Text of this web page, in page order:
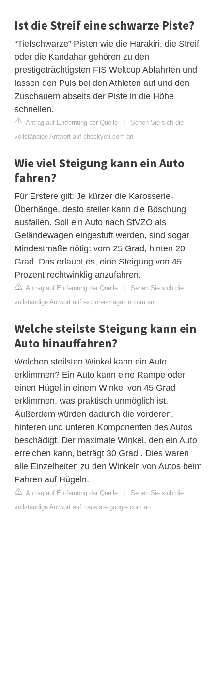
Ist die Streif eine schwarze Piste?
“Tiefschwarze” Pisten wie die Harakiri, die Streif
oder die Kandahar gehören zu den
prestigeträchtigsten FIS Weltcup Abfahrten und
lassen den Puls bei den Athleten auf und den
Zuschauern abseits der Piste in die Höhe
schnellen.
Antrag auf Entfernung der Quelle | Sehen Sie sich die
vollständige Antwort auf checkyeti.com an
Wie viel Steigung kann ein Auto
fahren?
Für Erstere gilt: Je kürzer die Karosserie-
Überhänge, desto steiler kann die Böschung
ausfallen. Soll ein Auto nach StVZO als
Geländewagen eingestuft werden, sind sogar
Mindestmaße nötig: vorn 25 Grad, hinten 20
Grad. Das erlaubt es, eine Steigung von 45
Prozent rechtwinklig anzufahren.
Antrag auf Entfernung der Quelle | Sehen Sie sich die
vollständige Antwort auf explorer-magazin.com an
Welche steilste Steigung kann ein
Auto hinauffahren?
Welchen steilsten Winkel kann ein Auto
erklimmen? Ein Auto kann eine Rampe oder
einen Hügel in einem Winkel von 45 Grad
erklimmen, was praktisch unmöglich ist.
Außerdem würden dadurch die vorderen,
hinteren und unteren Komponenten des Autos
beschädigt. Der maximale Winkel, den ein Auto
erreichen kann, beträgt 30 Grad . Dies waren
alle Einzelheiten zu den Winkeln von Autos beim
Fahren auf Hügeln.
Antrag auf Entfernung der Quelle | Sehen Sie sich die
vollständige Antwort auf translate.google.com an